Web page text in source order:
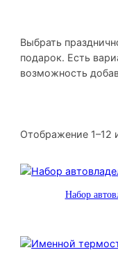
Выбрать
подарок. Есть
возможность
Отображение 1–12
Набор